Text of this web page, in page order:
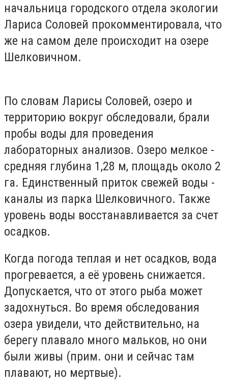
начальница городского отдела экологии
Лариса Соловей прокомментировала, что
же на самом деле происходит на озере
Шелковичном.
По словам Ларисы Соловей, озеро и
территорию вокруг обследовали, брали
пробы воды для проведения
лабораторных анализов. Озеро мелкое -
средняя глубина 1,28 м, площадь около 2
га. Единственный приток свежей воды -
каналы из парка Шелковичного. Также
уровень воды восстанавливается за счет
осадков.
Когда погода теплая и нет осадков, вода
прогревается, а её уровень снижается.
Допускается, что от этого рыба может
задохнуться. Во время обследования
озера увидели, что действительно, на
берегу плавало много мальков, но они
были живы (прим. они и сейчас там
плавают, но мертвые).